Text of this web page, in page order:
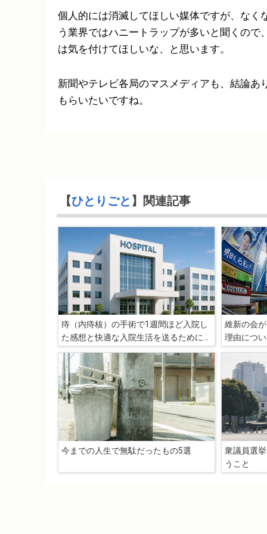
個人的には消滅してほしい媒体ですが、な
う業界ではハニートラップが多いと聞くの
は気を付けてほしいな、と思います。
新聞やテレビ各局のマスメディアも、結論
もらいたいですね。
【ひとりごと 】関連記事
痔（内痔核）の手術で1週間ほど入院し
た感想と快適な入院生活を送るために必
要なこと
維新の会
理由につ
今までの人生で無駄だったもの5選
衆議員選
うこと